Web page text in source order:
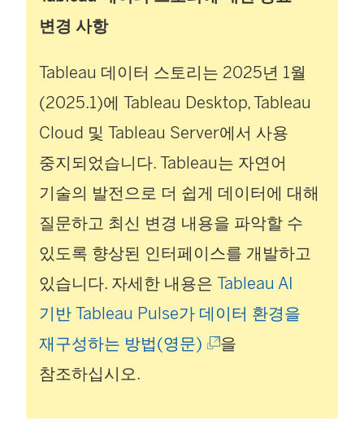
변경 사항
Tableau 데이터 스토리는 2025년 1월
(2025.1)에 Tableau Desktop,Tableau
Cloud 및 Tableau Server에서 사용
중지되었습니다. Tableau는 자연어
기술의 발전으로 더 쉽게 데이터에 대해
질문하고 최신 변경 내용을 파악할 수
있도록 향상된 인터페이스를 개발하고
있습니다. 자세한 내용은 Tableau AI
기반 Tableau Pulse가 데이터 환경을
재구성하는 방법(영문) (
을
참조하십시오.